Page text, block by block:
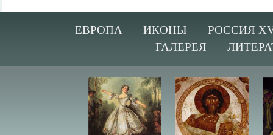
ЕВРОПА ИКОНЫ
РОССИЯ
ГАЛЕРЕЯ